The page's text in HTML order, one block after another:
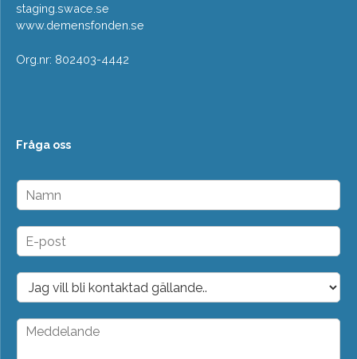
staging.swace.se
www.demensfonden.se
Org.nr: 802403-4442
Fråga oss
N
m
n
E
p
o
t
*
D
o
p
M